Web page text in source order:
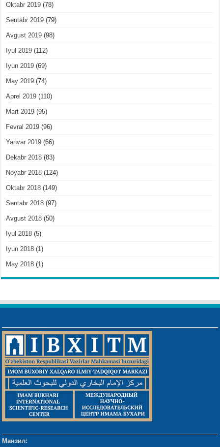
Oktabr 2019 (78)
Sentabr 2019 (79)
Avgust 2019 (98)
Iyul 2019 (112)
Iyun 2019 (69)
May 2019 (74)
Aprel 2019 (110)
Mart 2019 (95)
Fevral 2019 (96)
Yanvar 2019 (66)
Dekabr 2018 (83)
Noyabr 2018 (124)
Oktabr 2018 (149)
Sentabr 2018 (97)
Avgust 2018 (50)
Iyul 2018 (5)
Iyun 2018 (1)
May 2018 (1)
Манзил: